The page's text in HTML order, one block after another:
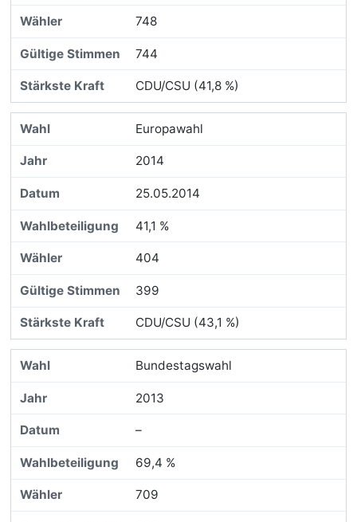
748
744
CDU/CSU (41,8 %)
Europawahl
2014
25.05.2014
41,1 %
404
399
CDU/CSU (43,1 %)
Bundestagswahl
2013
–
69,4 %
709